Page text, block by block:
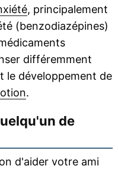
, principalement
(benzodiazépines)
différemment
le développement de
.
de
d'aider votre ami